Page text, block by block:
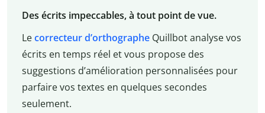
Des écrits impeccables, à tout point de vue.
Lecorrecteur d’orthographeQuillbot analyse vos
écrits en temps réel et vous propose des
suggestions d’amélioration personnalisées pour
parfaire vos textes en quelques secondes
seulement.